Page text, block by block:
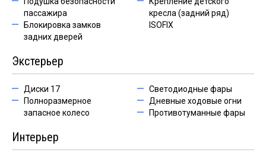
пассажира
Блокировка замков
задних дверей
кресла (задний ряд)
ISOFIX
Экстерьер
Диски 17
Полноразмерное
запасное колесо
Светодиодные фары
Дневные ходовые огни
Противотуманные фары
Интерьер